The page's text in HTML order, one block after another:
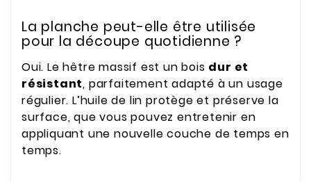
La planche peut-elle être utilisée
pour la découpe quotidienne ?
Oui. Le hêtre massif est un bois dur et
résistant, parfaitement adapté à un usage
régulier. L’huile de lin protège et préserve la
surface, que vous pouvez entretenir en
appliquant une nouvelle couche de temps en
temps.